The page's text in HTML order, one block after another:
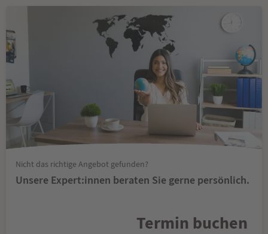
Nicht das richtige Angebot gefunden?
Unsere Expert:innen beraten Sie gerne persönlich.
Termin buchen